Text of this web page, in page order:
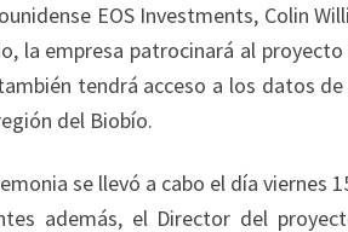
EOS Investments, Colin
la empresa patrocinará al
tendrá acceso a los datos
del Biobío.
se llevó a cabo el día viernes
además, el Director del